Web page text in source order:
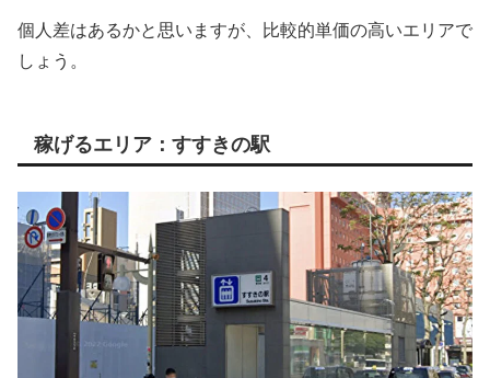
個人差はあるかと思いますが、比較的単価の高いエリアで
しょう。
稼げるエリア：すすきの駅